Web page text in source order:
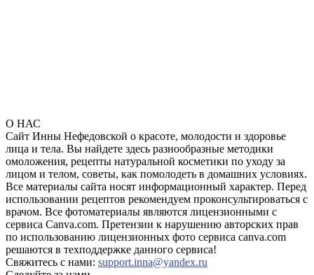
О НАС
Сайт Инны Нефедовской о красоте, молодости и здоровье
лица и тела. Вы найдете здесь разнообразные методики
омоложения, рецепты натуральной косметики по уходу за
лицом и телом, советы, как помолодеть в домашних условиях.
Все материалы сайта носят информационный характер. Перед
использовании рецептов рекомендуем проконсультироваться с
врачом. Все фотоматериалы являются лицензионными с
сервиса Canva.com. Претензии к нарушению авторских прав
по использованию лицензионных фото сервиса canva.com
решаются в техподдержке данного сервиса!
Свяжитесь с нами: support.inna@yandex.ru